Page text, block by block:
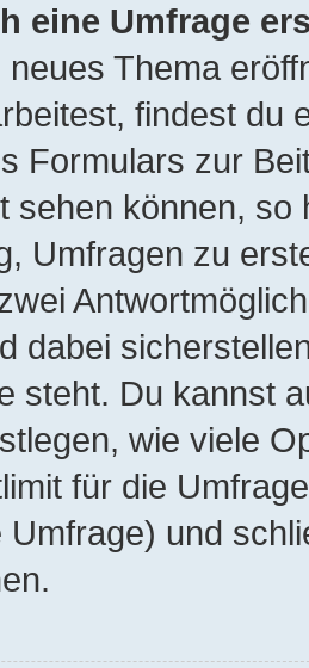
eine Umfrage
neues Thema
findest du
Formulars zur
sehen können,
Umfragen zu
dabei
steht. Du kannst
wie viele
für die
Umfrage) und